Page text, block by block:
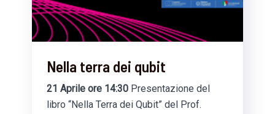
Nella terra dei qubit
21 Aprile ore 14:30 Presentazione del
libro “Nella Terra dei Qubit” del Prof.